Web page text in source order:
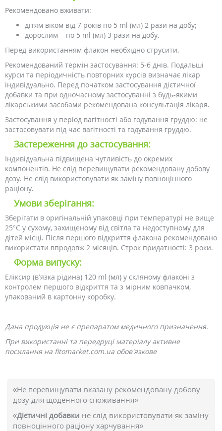
Рекомендовано вживати:
дітям віком від 7 років по 5 ml (мл) 2 рази на добу;
дорослим – по 5 ml (мл) 3 рази на добу.
Перед використанням флакон необхідно струсити.
Рекомендований термін застосування: 5-6 днів. Подальші
курси та періодичність повторних курсів визначає лікар
індивідуально. Перед початком застосування дієтичної
добавки та при одночасному застосуванні з будь-якими
лікарськими засобами рекомендована консультація лікаря.
Застосування у період вагітності або годування груддю: не
застосовувати під час вагітності та годування груддю.
Застереження до застосування:
Індивідуальна підвищена чутливість до окремих
компонентів. Не слід перевищувати рекомендовану добову
дозу. Не слід використовувати як заміну повноцінного
раціону.
Умови зберігання:
Зберігати в оригінальній упаковці при температурі не вище
25°С у сухому, захищеному від світла та недоступному для
дітей місці. Після першого відкриття флакона рекомендовано
використати впродовж 2 місяців. Строк придатності: 3 роки.
Форма випуску:
Еліксир (в’язка рідина) 120 ml (мл) у скляному флаконі з
контролем першого відкриття та з мірним ковпачком,
упакований в картонну коробку.
Дана продукція не є препаратом медичного призначення.
При використанні та передруці матеріалу активне
посилання на fitomarket.com.ua обов'язкове
«Не перевищувати вказану рекомендовану добову
дозу для щоденного споживання»
«Дієтичні добавки не слід використовувати як заміну
повноцінного раціону харчування»